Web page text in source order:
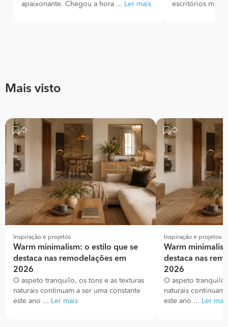
apaixonante. Chegou a hora ... Ler mais
escritórios mais
Mais visto
Inspiração e projetos
Warm minimalism: o estilo que se
destaca nas remodelações em
2026
O aspeto tranquilo, os tons e as texturas
naturais continuam a ser uma constante
este ano ... Ler mais
Inspiração e projetos
Warm
destaca nas
2026
O aspeto
naturais continuam
este ano ... Ler mais